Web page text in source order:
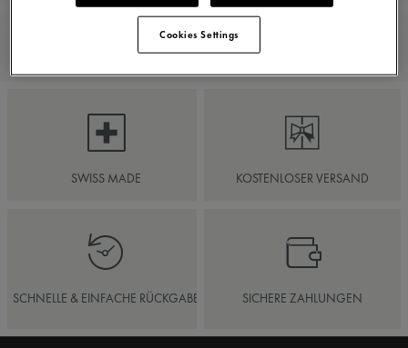
SWISS MADE KOSTENLOSER VERSAND
SCHNELLE & EINFACHE RÜCKGABE SICHERE ZAHLUNGEN
Cookies Settings